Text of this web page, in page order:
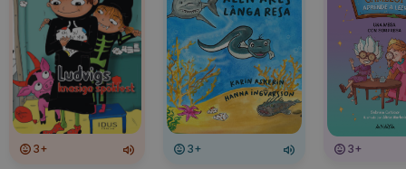
3+ 3+ 3+